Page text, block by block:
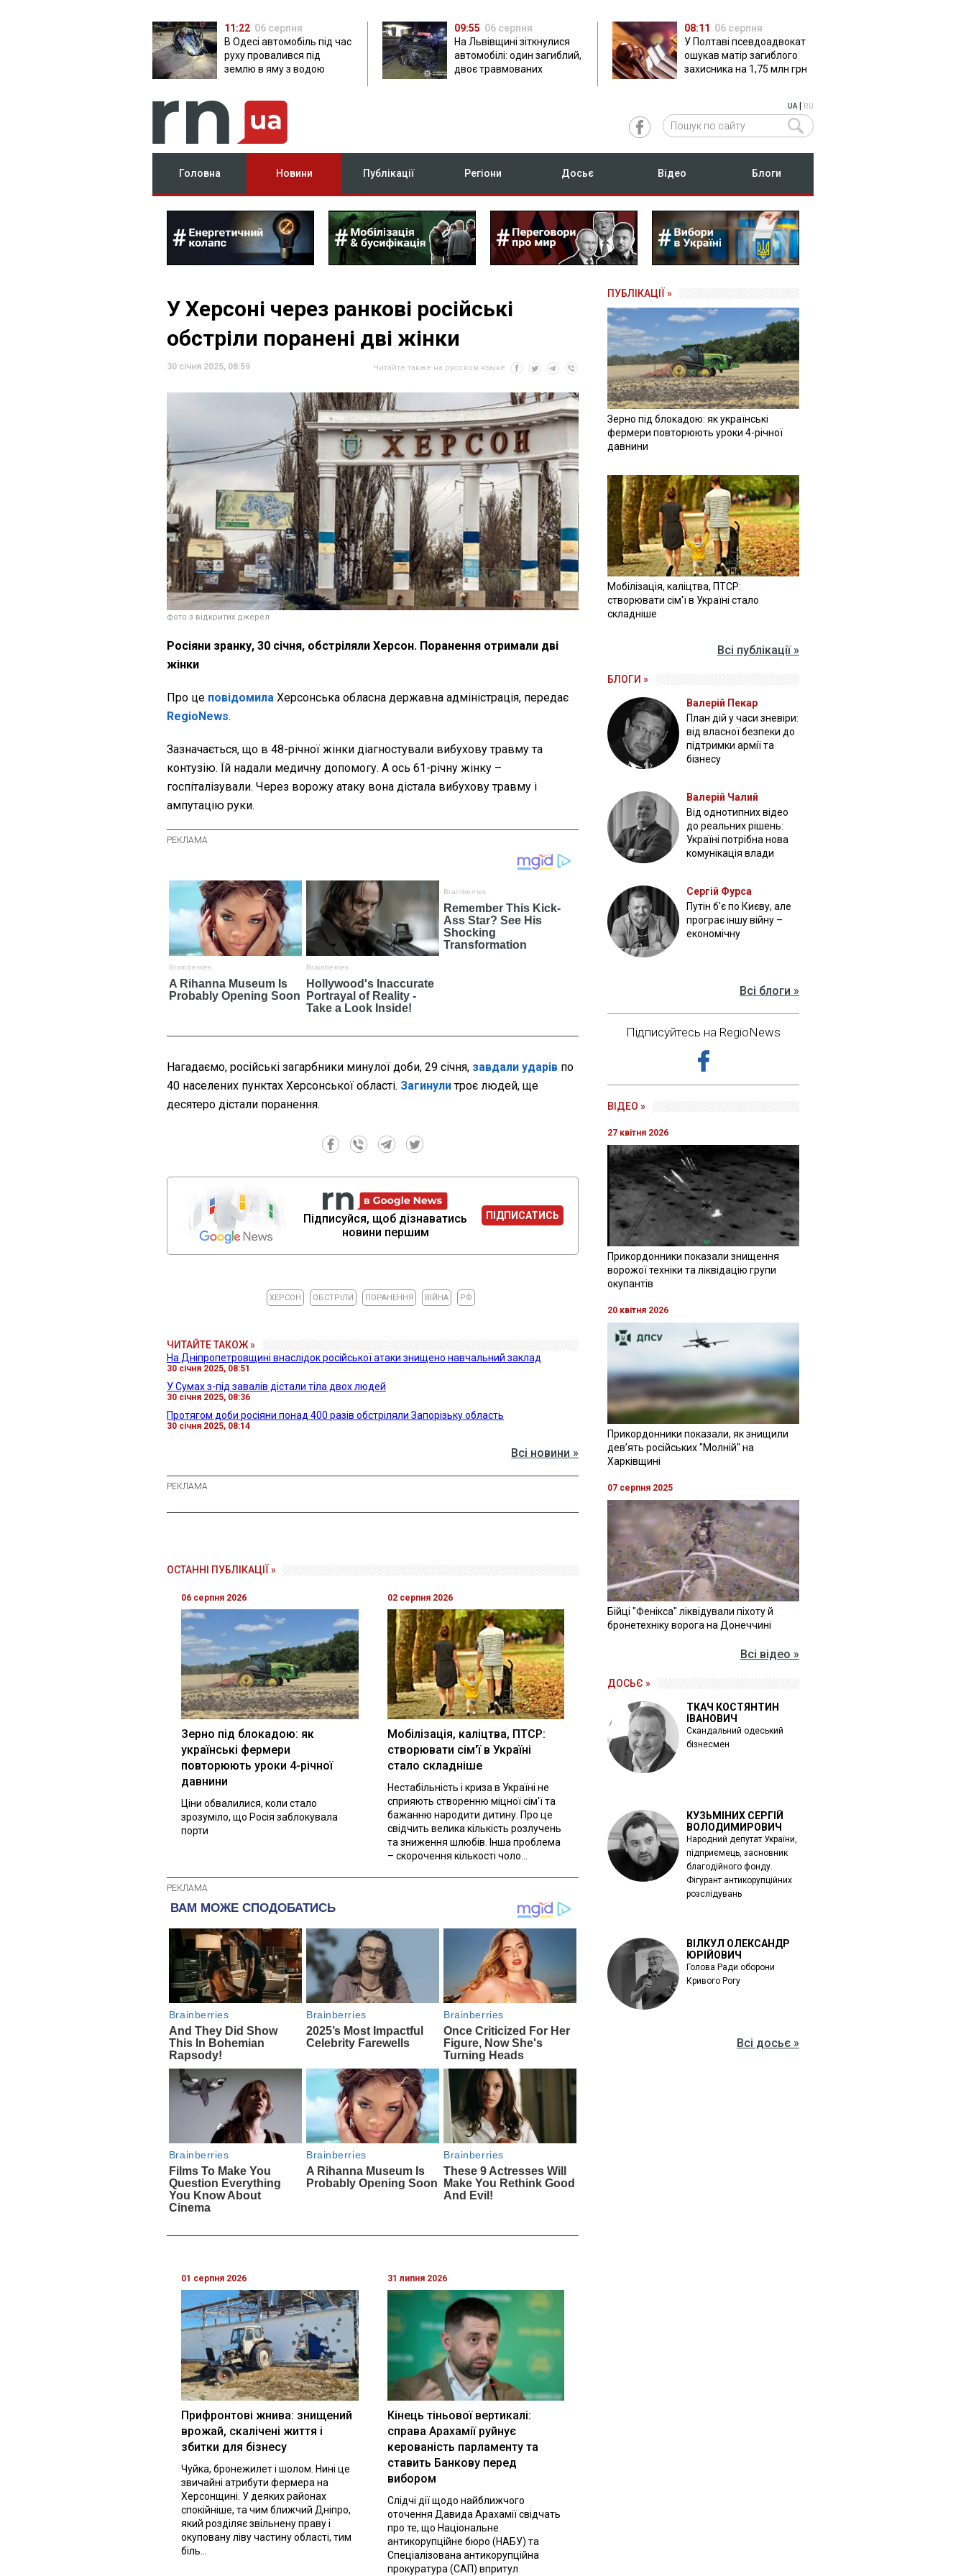
11:22 06 серпня
В Одесі автомобіль під час
руху провалився під
землю в яму з водою
09:55 06 серпня
На Львівщині зіткнулися
автомобілі: один загиблий,
двоє травмованих
08:11 06 серпня
У Полтаві псевдоадвокат
ошукав матір загиблого
захисника на 1,75 млн грн
UA| RU
Головна Новини Публікації Регіони Досьє Відео Блоги
У Херсоні через ранкові російські
обстріли поранені дві жінки
30 січня 2025, 08:59 Читайте также на русском языке
фото з відкритих джерел
Росіяни зранку, 30 січня, обстріляли Херсон. Поранення отримали дві
жінки
Про це повідомила Херсонська обласна державна адміністрація, передає
RegioNews.
Зазначається, що в 48-річної жінки діагностували вибухову травму та
контузію. Їй надали медичну допомогу. А ось 61-річну жінку –
госпіталізували. Через ворожу атаку вона дістала вибухову травму і
ампутацію руки.
Нагадаємо, російські загарбники минулої доби, 29 січня, завдали ударів по
40 населених пунктах Херсонської області. Загинулитроє людей, ще
десятеро дістали поранення.
Підписуйся, щоб дізнаватись
новини першим
ПІДПИСАТИСЬ
ХЕРСОН ОБСТРІЛИ ПОРАНЕННЯ ВІЙНА РФ
ЧИТАЙТЕ ТАКОЖ »
На Дніпропетровщині внаслідок російської атаки знищено навчальний заклад
30 січня 2025, 08:51
У Сумах з-під завалів дістали тіла двох людей
30 січня 2025, 08:36
Протягом доби росіяни понад 400 разів обстріляли Запорізьку область
30 січня 2025, 08:14
Всі новини »
ОСТАННІ ПУБЛІКАЦІЇ »
06 серпня 2026
Зерно під блокадою: як
українські фермери
повторюють уроки 4-річної
давнини
Ціни обвалилися, коли стало
зрозуміло, що Росія заблокувала
порти
02 серпня 2026
Мобілізація, каліцтва, ПТСР:
створювати сім'ї в Україні
стало складніше
Нестабільність і криза в Україні не
сприяють створенню міцної сім'ї та
бажанню народити дитину. Про це
свідчить велика кількість розлучень
та зниження шлюбів. Інша проблема
– скорочення кількості чоло...
01 серпня 2026
Прифронтові жнива: знищений
врожай, скалічені життя і
збитки для бізнесу
Чуйка, бронежилет і шолом. Нині це
звичайні атрибути фермера на
Херсонщині. У деяких районах
спокійніше, та чим ближчий Дніпро,
який розділяє звільнену праву і
окуповану ліву частину області, тим
біль...
31 липня 2026
Кінець тіньової вертикалі:
справа Арахамії руйнує
керованість парламенту та
ставить Банкову перед
вибором
Слідчі дії щодо найближчого
оточення Давида Арахамії свідчать
про те, що Національне
антикорупційне бюро (НАБУ) та
Спеціалізована антикорупційна
прокуратура (САП) впритул
ПУБЛІКАЦІЇ »
Зерно під блокадою: як українські
фермери повторюють уроки 4-річної
давнини
Мобілізація, каліцтва, ПТСР:
створювати сім'ї в Україні стало
складніше
Всі публікації »
БЛОГИ »
Валерій Пекар
План дій у часи зневіри:
від власної безпеки до
підтримки армії та
бізнесу
Валерій Чалий
Від однотипних відео
до реальних рішень:
Україні потрібна нова
комунікація влади
Сергій Фурса
Путін б'є по Києву, але
програє іншу війну –
економічну
Всі блоги »
Підписуйтесь на RegioNews
ВІДЕО »
27 квітня 2026
Прикордонники показали знищення
ворожої техніки та ліквідацію групи
окупантів
20 квітня 2026
Прикордонники показали, як знищили
девʼять російських "Молній" на
Харківщині
07 серпня 2025
Бійці "Фенікса" ліквідували піхоту й
бронетехніку ворога на Донеччині
Всі відео »
ДОСЬЄ »
ТКАЧ КОСТЯНТИН
ІВАНОВИЧ
Скандальний одеський
бізнесмен
КУЗЬМІНИХ СЕРГІЙ
ВОЛОДИМИРОВИЧ
Народний депутат України,
підприємець, засновник
благодійного фонду.
Фігурант антикорупційних
розслідувань
ВІЛКУЛ ОЛЕКСАНДР
ЮРІЙОВИЧ
Голова Ради оборони
Кривого Рогу
Всі досьє »